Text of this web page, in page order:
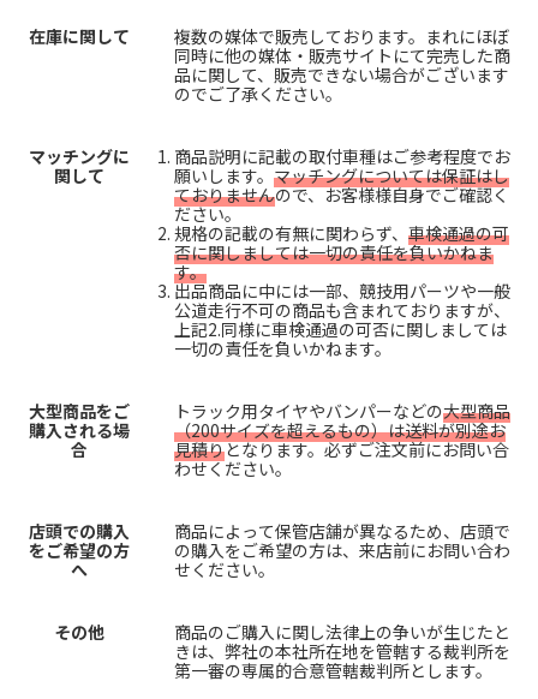
在庫に関して
複数の媒体で販売しております。まれにほぼ
同時に他の媒体・販売サイトにて完売した商
品に関して、販売できない場合がございます
のでご了承ください。
マッチングに
関して
商品説明に記載の取付車種はご参考程度でお
願いします。 マッチングについては保証はし
ておりませんので、お客様様自身でご確認く
ださい。
規格の記載の有無に関わらず、 車検通過の可
否に関しましては一切の責任を負いかねま
す。
出品商品に中には一部、競技用パーツや一般
公道走行不可の商品も含まれておりますが、
上記2.同様に車検通過の可否に関しましては
一切の責任を負いかねます。
大型商品をご
購入される場
合
トラック用タイヤやバンパーなどの大型商品
（200サイズを超えるもの）は送料が別途お
見積りとなります。必ずご注文前にお問い合
わせください。
店頭での購入
をご希望の方
へ
商品によって保管店舗が異なるため、店頭で
の購入をご希望の方は、来店前にお問い合わ
せください。
その他
商品のご購入に関し法律上の争いが生じたと
きは、弊社の本社所在地を管轄する裁判所を
第一審の専属的合意管轄裁判所とします。